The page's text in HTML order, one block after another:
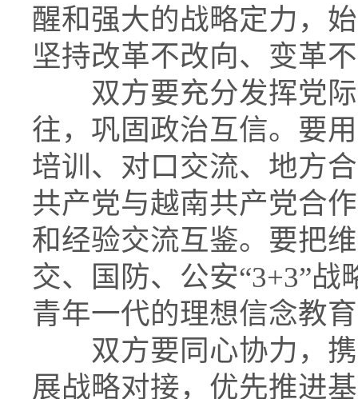
醒和强大的战略定力，
坚持改革不改向、变革
双方要充分发挥党际
往，巩固政治互信。要
培训、对口交流、地方
共产党与越南共产党合
和经验交流互鉴。要把
交、国防、公安“3+3”
青年一代的理想信念教
双方要同心协力，携
展战略对接，优先推进